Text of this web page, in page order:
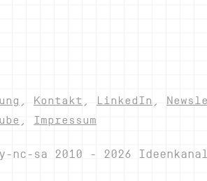
Kontakt LinkedIn
Impressum
nc-sa 2010 - 2026